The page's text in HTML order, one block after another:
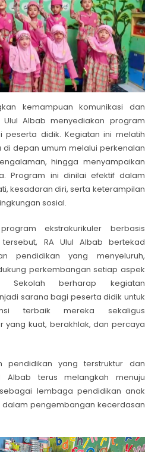
kemampuan komunikasi dan
Albab menyediakan program
peserta didik. Kegiatan ini melatih
di depan umum melalui perkenalan
hingga menyampaikan
Program ini dinilai efektif dalam
kesadaran diri, serta keterampilan
sosial.
ekstrakurikuler berbasis
tersebut, RA Ulul Albab bertekad
pendidikan yang menyeluruh,
perkembangan setiap aspek
Sekolah berharap kegiatan
sarana bagi peserta didik untuk
terbaik mereka sekaligus
yang kuat, berakhlak, dan percaya
pendidikan yang terstruktur dan
Albab terus melangkah menuju
lembaga pendidikan anak
dalam pengembangan kecerdasan